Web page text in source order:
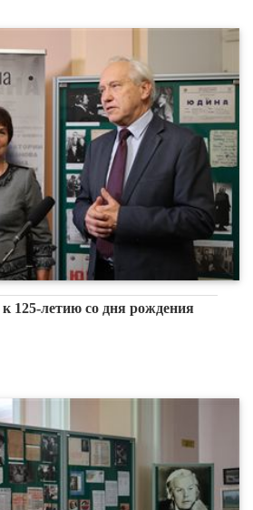
125-летию со дня рождения